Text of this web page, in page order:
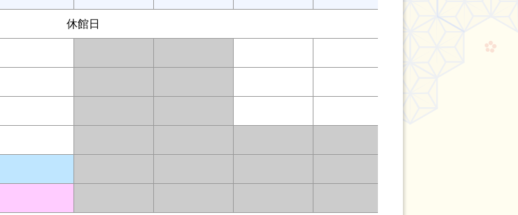
休館日